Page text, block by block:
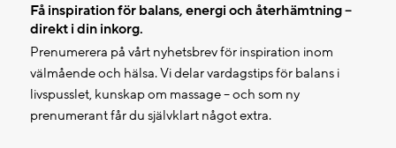
Få inspiration för balans, energi och återhämtning –
direkt i din inkorg.
Prenumerera på vårt nyhetsbrev för inspiration inom
välmående och hälsa. Vi delar vardagstips för balans i
livspusslet, kunskap om massage – och som ny
prenumerant får du självklart något extra.